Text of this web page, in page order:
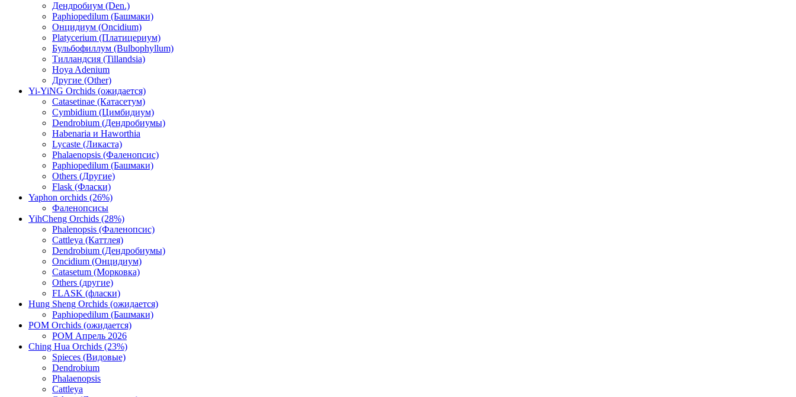
Дендробиум (Den.)
Paphiopedilum (Башмаки)
Онцидиум (Oncidium)
Platycerium (Платицериум)
Бульбофиллум (Bulbophyllum)
Тилландсия (Tillandsia)
Hoya Adenium
Другие (Other)
Yi-YiNG Orchids (ожидается)
Catasetinae (Катасетум)
Cymbidium (Цимбидиум)
Dendrobium (Дендробиумы)
Habenaria и Haworthia
Lycaste (Ликаста)
Phalaenopsis (Фаленопсис)
Paphiopedilum (Башмаки)
Others (Другие)
Flask (Фласки)
Yaphon orchids (26%)
Фаленопсисы
YihCheng Orchids (28%)
Phalenopsis (Фаленопсис)
Cattleya (Каттлея)
Dendrobium (Дендробиумы)
Oncidium (Онцидиум)
Catasetum (Морковка)
Others (другие)
FLASK (фласки)
Hung Sheng Orchids (ожидается)
Paphiopedilum (Башмаки)
POM Orchids (ожидается)
POM Апрель 2026
Ching Hua Orchids (23%)
Spieces (Видовые)
Dendrobium
Phalaenopsis
Cattleya